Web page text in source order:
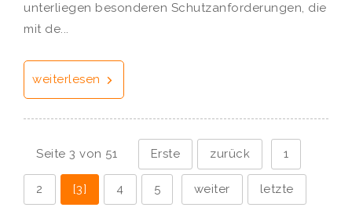
unterliegen besonderen Schutzanforderungen, die
mit de...
weiterlesen
Seite 3 von 51 Erste zurück 1
2 [3] 4 5 weiter letzte